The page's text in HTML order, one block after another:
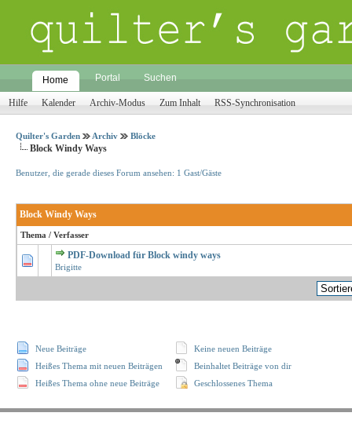
Home Portal Suchen
Hilfe Kalender Archiv-Modus Zum Inhalt RSS-Synchronisation
Quilter's Garden Archiv Blöcke
Block Windy Ways
Benutzer, die gerade dieses Forum ansehen: 1 Gast/Gäste
Block Windy Ways
Thema / Verfasser
PDF-Download für Block windy ways
Brigitte
0 Bewertungen - 0 von 5 durchschnittlich
12 3 45
Neue Beiträge
Heißes Thema mit neuen Beiträgen
Heißes Thema ohne neue Beiträge
Keine neuen Beiträge
Beinhaltet Beiträge von dir
Geschlossenes Thema